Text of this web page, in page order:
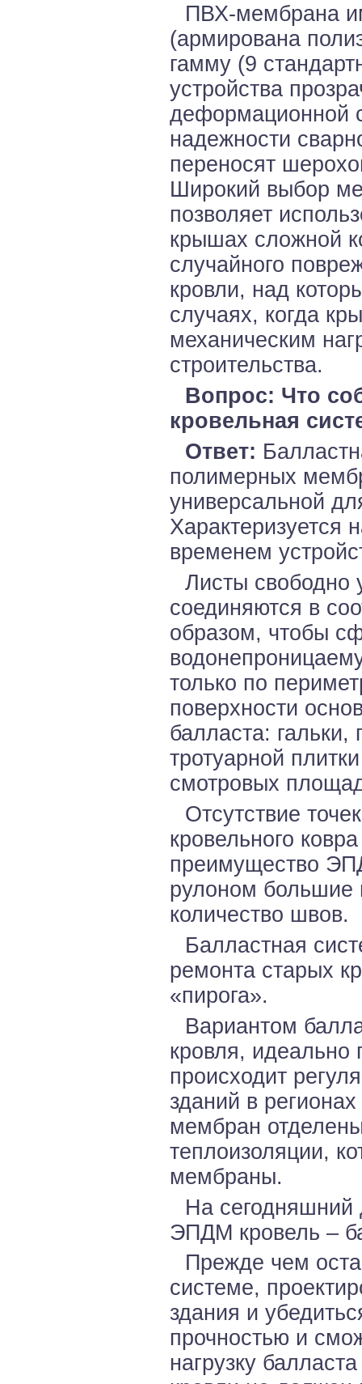
ПВХ-мембрана
(армирована
гамму (9
устройства
деформационной
надежности
переносят
Широкий выбор
позволяет
крышах сложной
случайного
кровли, над
случаях, когда
механическим
строительства.
Вопрос: Что
кровельная
Ответ:
полимерных
универсальной
временем
Листы свободно
соединяются в
образом, чтобы
только по
поверхности
балласта:
тротуарной
смотровых
Отсутствие
кровельного
преимущество
рулоном
количество швов.
Балластная
ремонта старых
«пирога».
Вариантом
кровля,
происходит
зданий в
мембран
теплоизоляции,
мембраны.
На сегодняшний
ЭПДМ кровель –
Прежде чем
системе,
здания и
прочностью и
нагрузку